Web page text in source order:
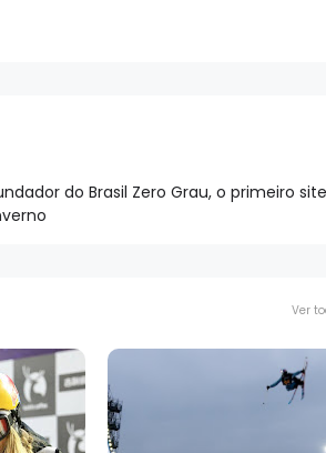
do Brasil Zero Grau, o primeiro site
Ver